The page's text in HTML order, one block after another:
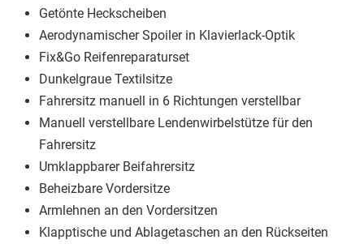
Getönte Heckscheiben
Aerodynamischer Spoiler in Klavierlack-Optik
Fix&Go Reifenreparaturset
Dunkelgraue Textilsitze
Fahrersitz manuell in 6 Richtungen verstellbar
Manuell verstellbare Lendenwirbelstütze für den
Fahrersitz
Umklappbarer Beifahrersitz
Beheizbare Vordersitze
Armlehnen an den Vordersitzen
Klapptische und Ablagetaschen an den Rückseiten